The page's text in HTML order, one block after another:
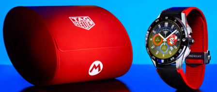
content